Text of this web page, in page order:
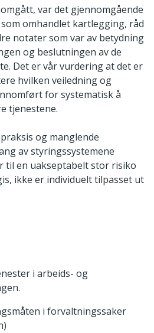
var det gjennomgående
omhandlet kartlegging, råd
notater som var av betydning
og beslutningen av de
Det er vår vurdering at det er
hvilken veiledning og
for systematisk å
tjenestene.
og manglende
av styringssystemene
en uakseptabelt stor risiko
ikke er individuelt tilpasset ut
i arbeids- og
i forvaltningssaker